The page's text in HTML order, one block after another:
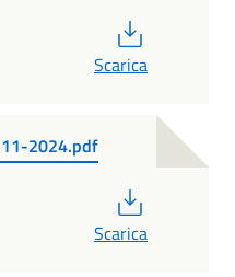
Scarica
2024.pdf
Scarica